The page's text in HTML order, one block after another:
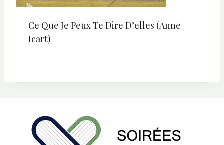
Ce Que Je Peux Te Dire D’elles (Anne
Icart)